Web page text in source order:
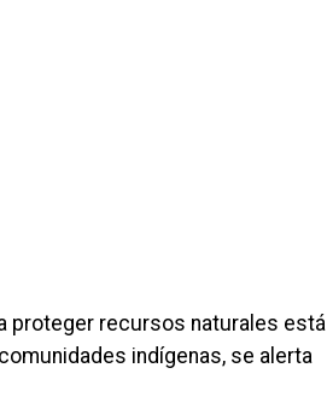
proteger recursos naturales está
indígenas, se alerta